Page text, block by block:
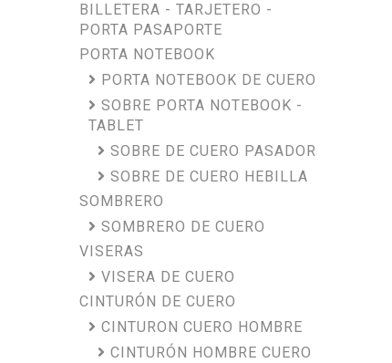
BILLETERA - TARJETERO -
PORTA PASAPORTE
PORTA NOTEBOOK
PORTA NOTEBOOK DE CUERO
SOBRE PORTA NOTEBOOK -
TABLET
SOBRE DE CUERO PASADOR
SOBRE DE CUERO HEBILLA
SOMBRERO
SOMBRERO DE CUERO
VISERAS
VISERA DE CUERO
CINTURÓN DE CUERO
CINTURON CUERO HOMBRE
CINTURÓN HOMBRE CUERO